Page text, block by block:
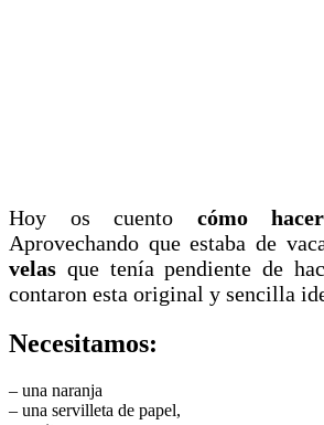
Hoy os cuento cómo
Aprovechando que estaba de
velas que tenía pendiente de
contaron esta original y sencilla
Necesitamos:
– una naranja
– una servilleta de papel,